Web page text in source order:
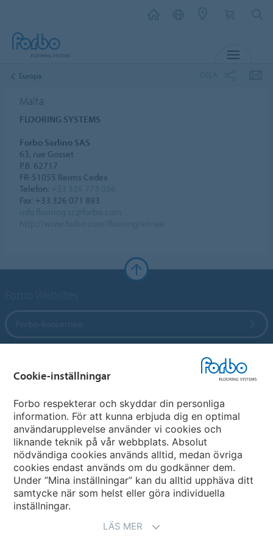
Europa
Malta
FLOORING SYSTEMS
Forbo Sarlino SAS
63, rue Gosset
P.B. 62717
FR-51055 Reims Cedex
Telefon:
Fax: +33 326 071 893
Välj land
Välj ditt land
Cookie-inställningar
Forbo respekterar och skyddar din personliga
information. För att kunna erbjuda dig en optimal
användarupplevelse använder vi cookies och
liknande teknik på vår webbplats. Absolut
nödvändiga cookies används alltid, medan övriga
cookies endast används om du godkänner dem.
Under ”Mina inställningar” kan du alltid upphäva ditt
samtycke när som helst eller göra individuella
inställningar.
LÄS MER